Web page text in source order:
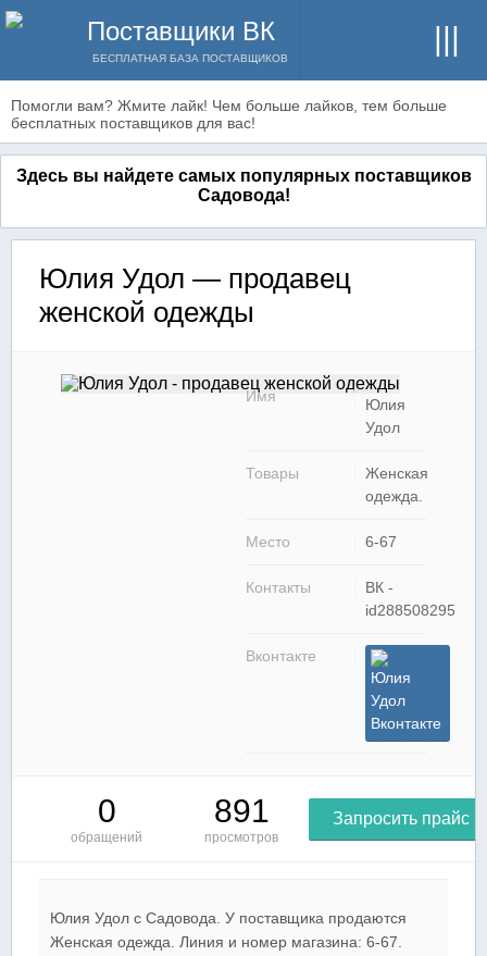
Поставщики ВК
БЕСПЛАТНАЯ БАЗА ПОСТАВЩИКОВ
Помогли вам? Жмите лайк! Чем больше лайков, тем больше
бесплатных поставщиков для вас!
Здесь вы найдете самых популярных поставщиков
Садовода!
Юлия Удол — продавец
женской одежды
Имя
Юлия
Удол
Товары
Женская
одежда.
Место 6-67
Контакты
ВК -
id288508295
Вконтакте
Юлия
Удол
Вконтакте
0
обращений
891
просмотров
Запросить прайс
Юлия Удол c Садовода. У поставщика продаются
Женская одежда. Линия и номер магазина: 6-67.